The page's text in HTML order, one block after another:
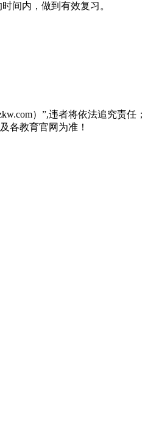
间内，做到有效复习。
）”,违者将依法追究责任；
各教育官网为准！